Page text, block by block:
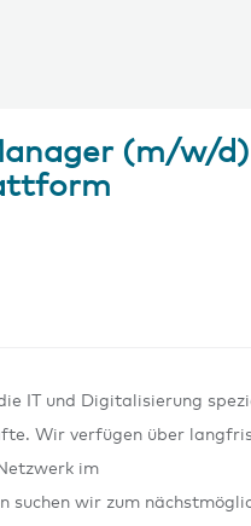
(m/w/
IT und Digitalisierung
Wir verfügen über
im
suchen wir zum